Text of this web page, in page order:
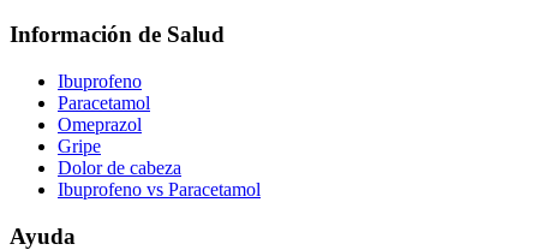
Información de Salud
Ibuprofeno
Paracetamol
Omeprazol
Gripe
Dolor de cabeza
Ibuprofeno vs Paracetamol
Ayuda